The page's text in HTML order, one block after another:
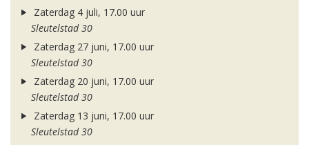
Zaterdag 4 juli, 17.00 uur
Sleutelstad 30
Zaterdag 27 juni, 17.00 uur
Sleutelstad 30
Zaterdag 20 juni, 17.00 uur
Sleutelstad 30
Zaterdag 13 juni, 17.00 uur
Sleutelstad 30